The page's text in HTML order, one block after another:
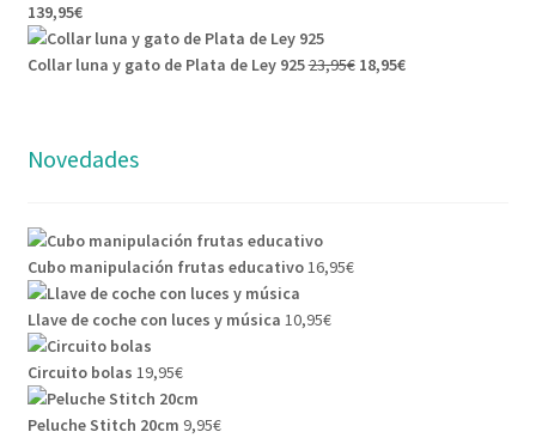
139,95€
Collar luna y gato de Plata de Ley 92523,95€ 18,95€
Novedades
Cubo manipulación frutas educativo16,95€
Llave de coche con luces y música 10,95€
Circuito bolas 19,95€
Peluche Stitch 20cm 9,95€